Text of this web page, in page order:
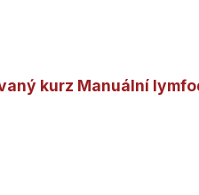
kurz Manuální